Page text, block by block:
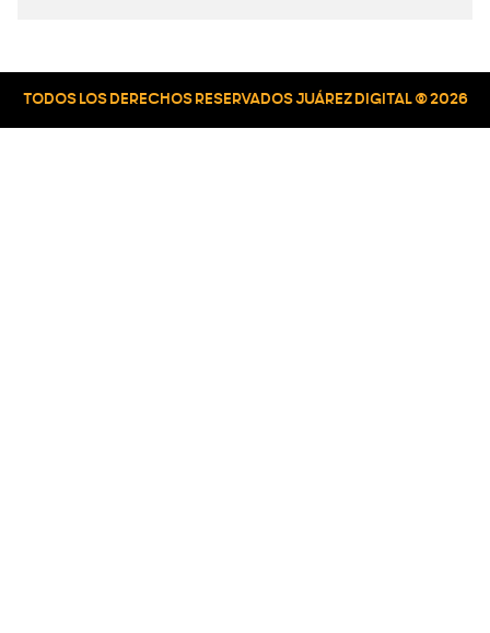
TODOS LOS DERECHOS RESERVADOS JUÁREZ DIGITAL © 2026